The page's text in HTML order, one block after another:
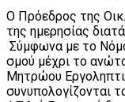
Ο Πρόεδρος της
της ημερησίας
Σύμφωνα με το
σμού μέχρι το
Μητρώου
συνυπολογίζονται